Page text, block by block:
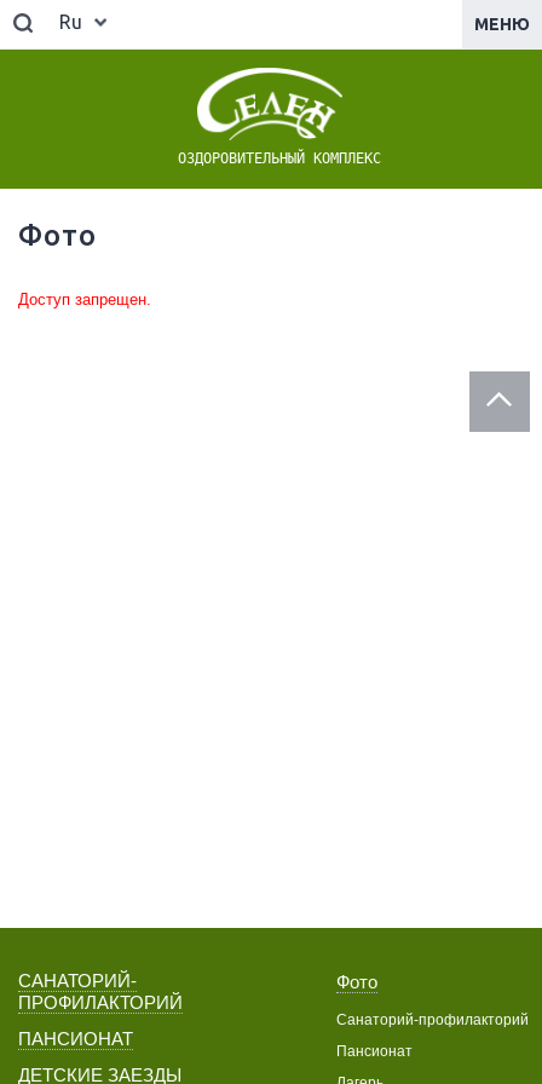
Ru МЕНЮ
ОЗДОРОВИТЕЛЬНЫЙ КОМПЛЕКС
Фото
Доступ запрещен.
САНАТОРИЙ-
ПРОФИЛАКТОРИЙ
ПАНСИОНАТ
ДЕТСКИЕ ЗАЕЗДЫ
Фото
Санаторий-профилакторий
Пансионат